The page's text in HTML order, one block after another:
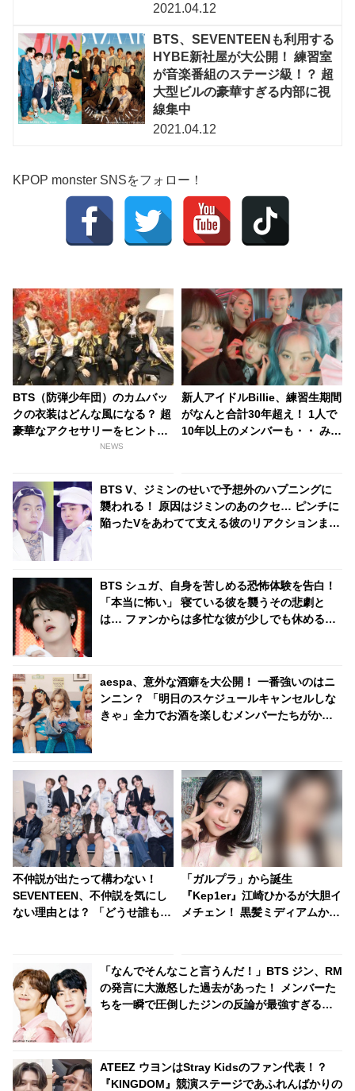
2021.04.12
BTS、SEVENTEENも利用する
HYBE新社屋が大公開！ 練習室
が音楽番組のステージ級！？ 超
大型ビルの豪華すぎる内部に視
線集中
2021.04.12
KPOP monster SNSをフォロー！
BTS（防弾少年団）のカムバッ
クの衣装はどんな風になる？ 超
豪華なアクセサリーをヒントに
ファンの妄想膨らむNEWS
新人アイドルBillie、練習生期間
がなんと合計30年超え！ 1人で
10年以上のメンバーも・・ みん
ム・スヨンも合流へ
BTS V、ジミンのせいで予想外のハプニングに
襲われる！ 原因はジミンのあのクセ… ピンチに
陥ったVをあわてて支える彼のリアクションまで
BTS シュガ、自身を苦しめる恐怖体験を告白！
「本当に怖い」 寝ている彼を襲うその悲劇と
は… ファンからは多忙な彼が少しでも休めるよ
aespa、意外な酒癖を大公開！ 一番強いのはニ
ンニン？ 「明日のスケジュールキャンセルしな
きゃ」全力でお酒を楽しむメンバーたちがかわ
不仲説が出たって構わない！
SEVENTEEN、不仲説を気にし
ない理由とは？ 「どうせ誰も信
「ガルプラ」から誕生
『Kep1er』江崎ひかるが大胆イ
メチェン！ 黒髪ミディアムから
最新ビジュアルにデビューへの
期待高まる
「なんでそんなこと言うんだ！」BTS ジン、RM
の発言に大激怒した過去があった！ メンバーた
ちを一瞬で圧倒したジンの反論が最強すぎる…
ATEEZ ウヨンはStray Kidsのファン代表！？
『KINGDOM』競演ステージであふれんばかりの